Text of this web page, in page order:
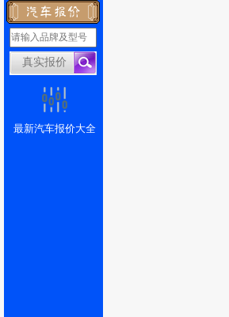
最新汽车报价大全